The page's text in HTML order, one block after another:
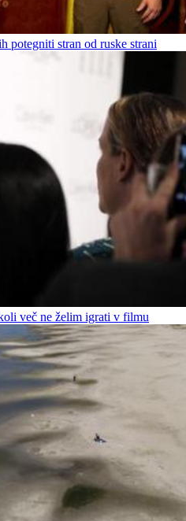
potegniti stran od ruske strani
več ne želim igrati v filmu